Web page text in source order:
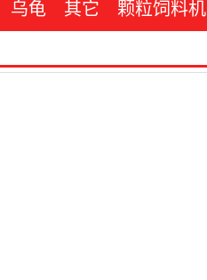
乌龟 其它 颗粒饲料机